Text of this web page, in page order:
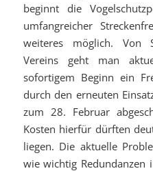
beginnt die
umfangreicher
weiteres möglich. Von
Vereins geht man
sofortigem Beginn ein
durch den erneuten
zum 28. Februar
Kosten hierfür dürften
liegen. Die aktuelle
wie wichtig Redundanzen